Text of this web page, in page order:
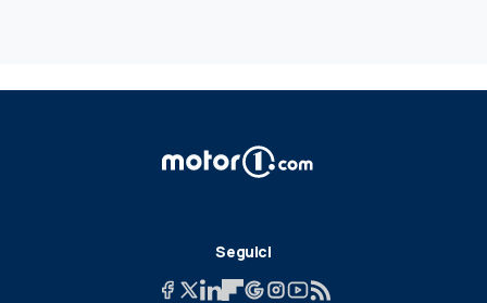
Seguici